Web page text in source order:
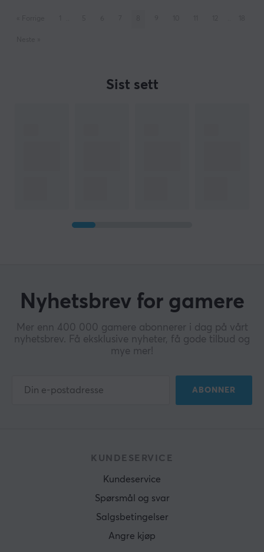
Sist sett
Nyhetsbrev for gamere
Mer enn 400 000 gamere abonnerer i dag på vårt
nyhetsbrev. Få eksklusive nyheter, få gode tilbud og
mye mer!
ABONNER
KUNDESERVICE
Kundeservice
Spørsmål og svar
Salgsbetingelser
Angre kjøp